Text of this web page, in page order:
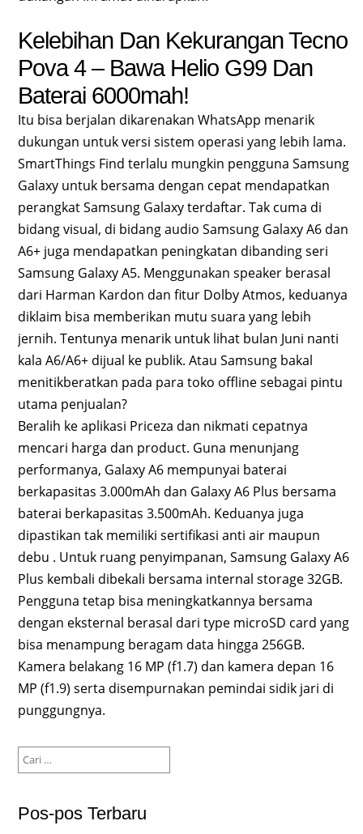
Kelebihan Dan Kekurangan Tecno
Pova 4 – Bawa Helio G99 Dan
Baterai 6000mah!
Itu bisa berjalan dikarenakan WhatsApp menarik
dukungan untuk versi sistem operasi yang lebih lama.
SmartThings Find terlalu mungkin pengguna Samsung
Galaxy untuk bersama dengan cepat mendapatkan
perangkat Samsung Galaxy terdaftar. Tak cuma di
bidang visual, di bidang audio Samsung Galaxy A6 dan
A6+ juga mendapatkan peningkatan dibanding seri
Samsung Galaxy A5. Menggunakan speaker berasal
dari Harman Kardon dan fitur Dolby Atmos, keduanya
diklaim bisa memberikan mutu suara yang lebih
jernih. Tentunya menarik untuk lihat bulan Juni nanti
kala A6/A6+ dijual ke publik. Atau Samsung bakal
menitikberatkan pada para toko offline sebagai pintu
utama penjualan?
Beralih ke aplikasi Priceza dan nikmati cepatnya
mencari harga dan product. Guna menunjang
performanya, Galaxy A6 mempunyai baterai
berkapasitas 3.000mAh dan Galaxy A6 Plus bersama
baterai berkapasitas 3.500mAh. Keduanya juga
dipastikan tak memiliki sertifikasi anti air maupun
debu . Untuk ruang penyimpanan, Samsung Galaxy A6
Plus kembali dibekali bersama internal storage 32GB.
Pengguna tetap bisa meningkatkannya bersama
dengan eksternal berasal dari type microSD card yang
bisa menampung beragam data hingga 256GB.
Kamera belakang 16 MP (f1.7) dan kamera depan 16
MP (f1.9) serta disempurnakan pemindai sidik jari di
punggungnya.
untuk:
Pos-pos Terbaru